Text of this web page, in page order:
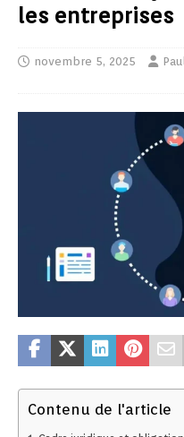
les entreprises
novembre 5, 2025
Contenu de l'article